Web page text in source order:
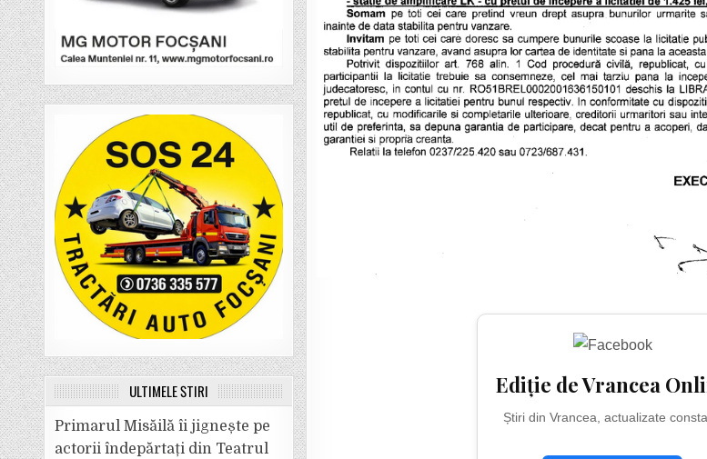
Ediție de Vrancea
Știri din Vrancea, actualizate
ULTIMELE ȘTIRI
Primarul Misăilă îi jignește pe
actorii îndepărtați din Teatrul